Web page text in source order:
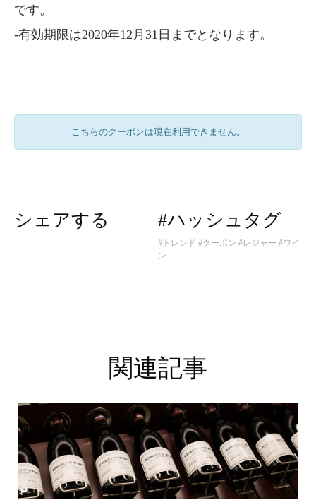
です。
-有効期限は2020年12月31日までとなります。
こちらのクーポンは現在利用できません。
シェアする #ハッシュタグ
#トレンド #クーポン #レジャー #ワイ
ン
関連記事